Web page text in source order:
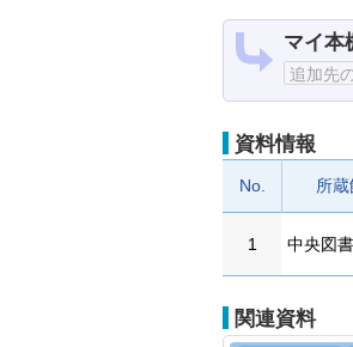
マイ本
資料情報
No. 所蔵
1 中央図
関連資料